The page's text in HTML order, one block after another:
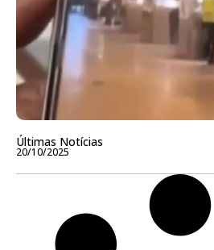
Últimas Notícias
20/10/2025